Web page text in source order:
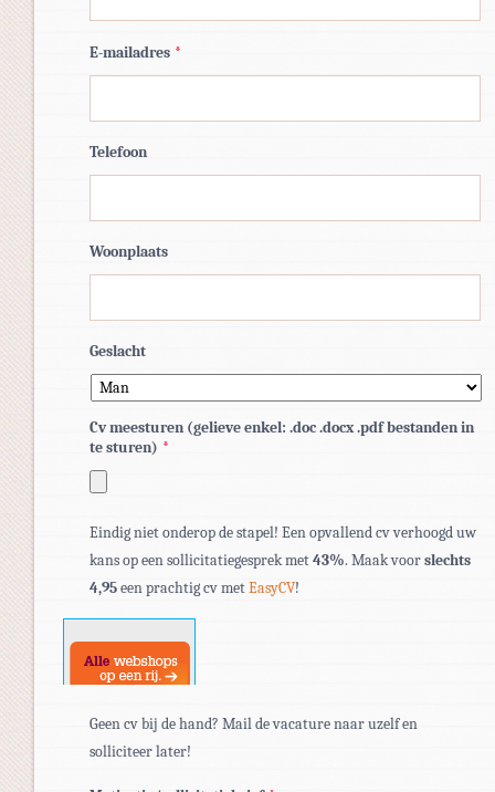
E-mailadres *
Telefoon
Woonplaats
Geslacht
Cv meesturen (gelieve enkel: .doc .docx .pdf bestanden in
te sturen) *
bestandstypen:
pdf,
doc,
docx.
Eindig niet onderop de stapel! Een opvallend cv verhoogd uw
kans op een sollicitatiegesprek met43%. Maak voorslechts
4,95een prachtig cv metEasyCV!
Geen cv bij de hand? Mail de vacature naar uzelf en
solliciteer later!